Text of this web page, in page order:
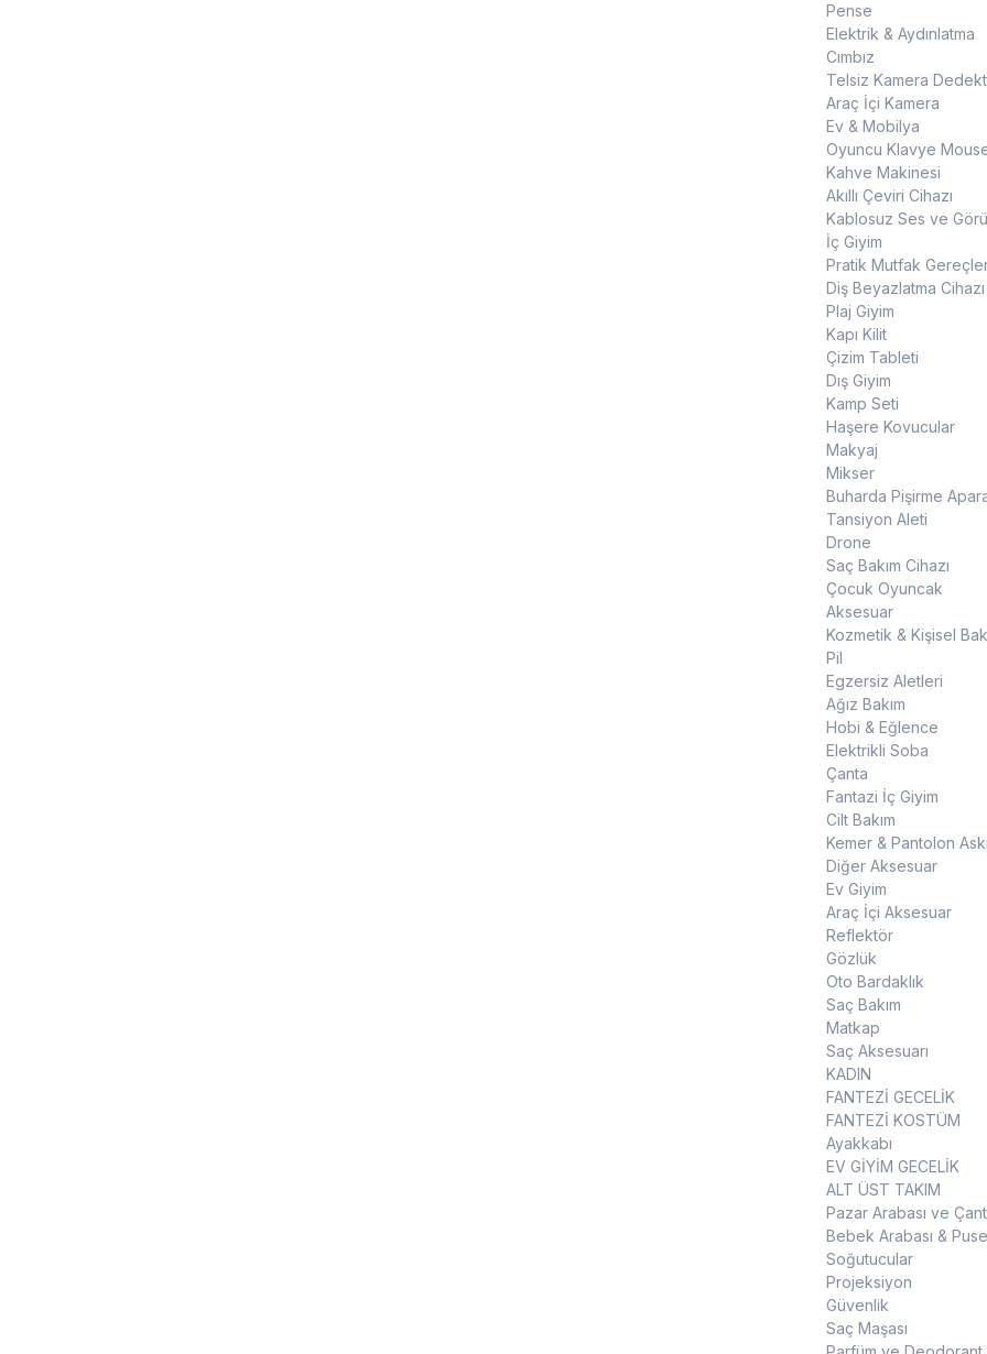
Pense
Elektrik & Aydınlatma
Cımbız
Telsiz Kamera
Araç İçi Kamera
Ev & Mobilya
Oyuncu Klavye
Kahve Makinesi
Akıllı Çeviri Cihazı
Kablosuz Ses ve
İç Giyim
Pratik Mutfak
Diş Beyazlatma Cihazı
Plaj Giyim
Kapı Kilit
Çizim Tableti
Dış Giyim
Kamp Seti
Haşere Kovucular
Makyaj
Mikser
Buharda Pişirme
Tansiyon Aleti
Drone
Saç Bakım Cihazı
Çocuk Oyuncak
Aksesuar
Kozmetik & Kişisel
Pil
Egzersiz Aletleri
Ağız Bakım
Hobi & Eğlence
Elektrikli Soba
Çanta
Fantazi İç Giyim
Cilt Bakım
Kemer & Pantolon
Diğer Aksesuar
Ev Giyim
Araç İçi Aksesuar
Reflektör
Gözlük
Oto Bardaklık
Saç Bakım
Matkap
Saç Aksesuarı
KADIN
FANTEZİ GECELİK
FANTEZİ KOSTÜM
Ayakkabı
EV GİYİM GECELİK
ALT ÜST TAKIM
Pazar Arabası ve
Bebek Arabası &
Soğutucular
Projeksiyon
Güvenlik
Saç Maşası